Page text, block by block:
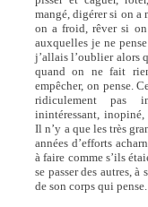
mangé, digérer si on a
on a froid, rêver si on
auxquelles je ne
j’allais l’oublier alors
quand on ne fait
empêcher, on pense.
ridiculement pas
inintéressant,
Il n’y a que les très
années d’efforts
à faire comme s’ils
se passer des autres, à
de son corps qui